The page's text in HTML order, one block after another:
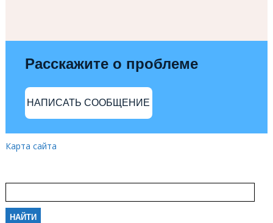
Расскажите о проблеме
НАПИСАТЬ СООБЩЕНИЕ
Карта сайта